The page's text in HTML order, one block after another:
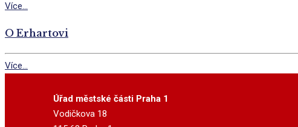
Více...
O Erhartovi
Více...
Úřad městské části Praha 1
Vodičkova 18